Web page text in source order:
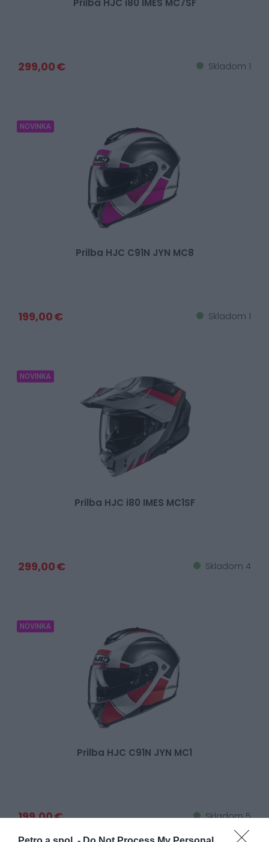
Prilba HJC i80 IMES MC7SF
299,00 € Skladom 1
NOVINKA
Prilba HJC C91N JYN MC8
199,00 € Skladom 1
NOVINKA
Prilba HJC i80 IMES MC1SF
299,00 € Skladom 4
NOVINKA
Prilba HJC C91N JYN MC1
199,00 € Skladom 5